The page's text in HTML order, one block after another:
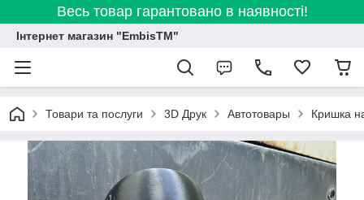
Весь товар гарантовано в наявності!
Інтернет магазин "EmbisTM"
Товари та послуги 3D Друк Автотовары Кришка